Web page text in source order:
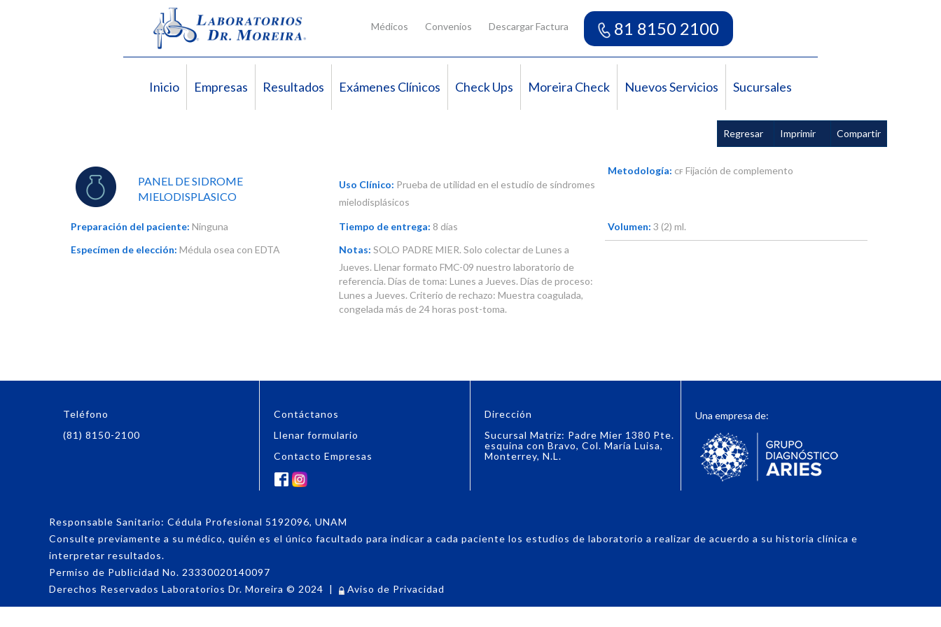
Médicos Convenios Descargar Factura 81 8150 2100
Inicio Empresas Resultados Exámenes Clínicos Check Ups Moreira Check Nuevos Servicios Sucursales
Regresar Imprimir Compartir
PANEL DE SIDROME
MIELODISPLASICO
Uso Clínico: Prueba de utilidad en el estudio de síndromes
mielodisplásicos
Metodología: CFFijación de complemento
Preparación del paciente: Ninguna Tiempo de entrega: 8 días Volumen: 3 (2) ml.
Especímen de elección: Médula osea con EDTA Notas: SOLO PADRE MIER. Solo colectar de Lunes a
Jueves. Llenar formato FMC-09 nuestro laboratorio de
referencia. Días de toma: Lunes a Jueves. Días de proceso:
Lunes a Jueves. Criterio de rechazo: Muestra coagulada,
congelada más de 24 horas post-toma.
Teléfono
(81) 8150-2100
Contáctanos
Llenar formulario
Contacto Empresas
Dirección
Sucursal Matriz: Padre Mier 1380 Pte.
esquina con Bravo, Col. María Luisa,
Monterrey, N.L.
Una empresa de:
Responsable Sanitario: Cédula Profesional 5192096, UNAM
Consulte previamente a su médico, quién es el único facultado para indicar a cada paciente los estudios de laboratorio a realizar de acuerdo a su historia clínica e
interpretar resultados.
Permiso de Publicidad No. 23330020140097
Derechos Reservados Laboratorios Dr. Moreira © 2024 | Aviso de Privacidad